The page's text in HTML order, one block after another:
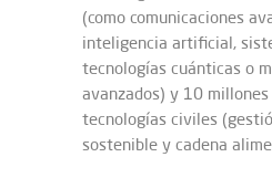
(como comunicaciones
inteligencia artificial,
tecnologías cuánticas o
avanzados) y 10 millones
tecnologías civiles
sostenible y cadena